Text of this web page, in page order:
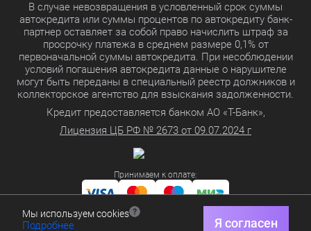
В случае невозвращения в условленный срок суммы
автокредита или суммы процентов по автокредиту банк-
партнер оставляет за собой право начислить штраф за
просрочку платежа в среднем размере 0,1% от
первоначальной суммы автокредита. При несоблюдении
условий погашения автокредита данные о нарушителе
могут быть переданы в специальный реестр должников и
коллекторское агентство для взыскания задолженности.
Кредит предоставляется банком АО «Т-Банк»,
Лицензия ЦБ РФ № 2673 от 09.07.2024 г
Принимаем к оплате:
Политика в отношении обработки персональных данных
Мы используем cookies
Подробнее Я согласен